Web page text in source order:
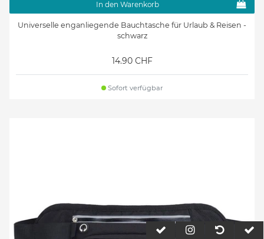
In den Warenkorb
Universelle enganliegende Bauchtasche für Urlaub & Reisen -
schwarz
14.90 CHF
Sofort verfügbar